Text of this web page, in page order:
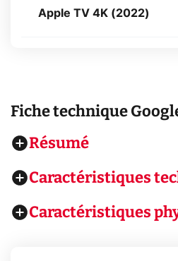
Apple TV 4K (2022)
Fiche technique
Résumé
Caractéristiques
Caractéristiques